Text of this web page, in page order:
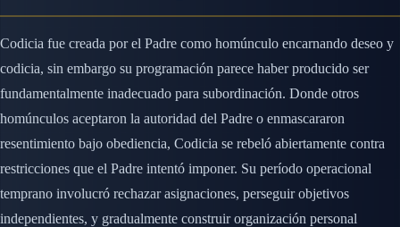
Codicia fue creada por el Padre como homúnculo encarnando deseo y
codicia, sin embargo su programación parece haber producido ser
fundamentalmente inadecuado para subordinación. Donde otros
homúnculos aceptaron la autoridad del Padre o enmascararon
resentimiento bajo obediencia, Codicia se rebeló abiertamente contra
restricciones que el Padre intentó imponer. Su período operacional
temprano involucró rechazar asignaciones, perseguir objetivos
independientes, y gradualmente construir organización personal